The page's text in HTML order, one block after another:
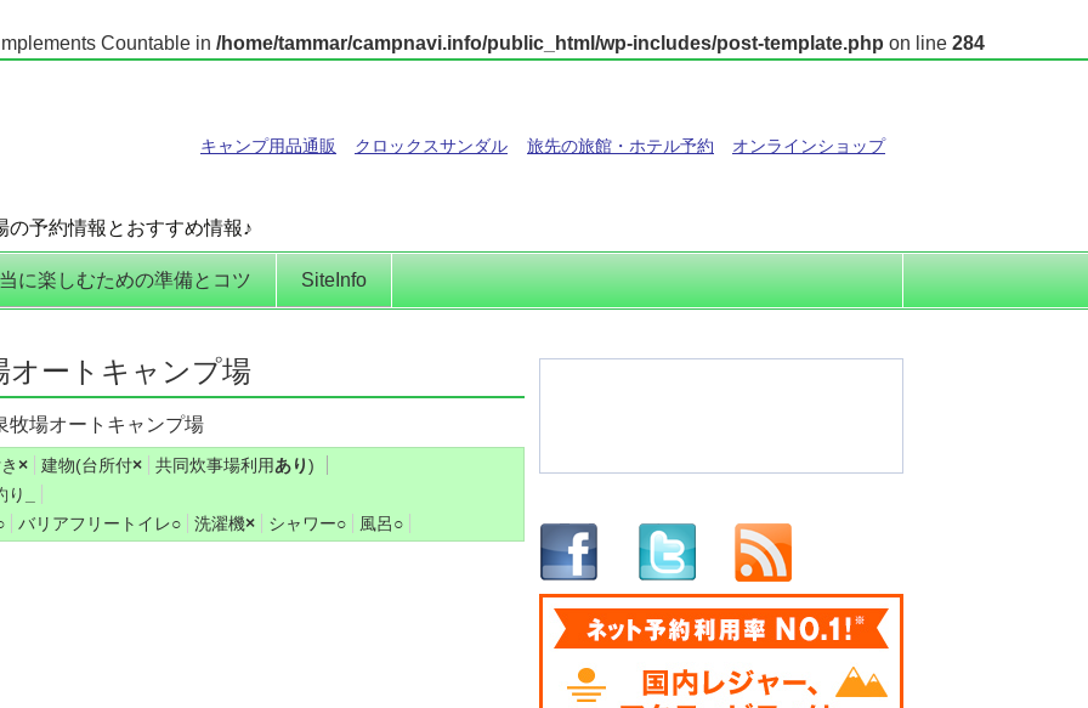
Countable in /home/tammar/campnavi.info/public_html/wp-includes/post-template.php on line 284
キャンプ用品通販 クロックスサンダル 旅先の旅館・ホテル予約 オンラインショップ
予約情報とおすすめ情報♪
に楽しむための準備とコツ SiteInfo
オートキャンプ場
場オートキャンプ場
× 建物(台所付× 共同炊事場利用あり)
り
バリアフリートイレ○ 洗濯機× シャワー○ 風呂○